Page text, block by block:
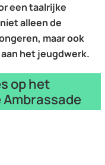
een taalrijke
alleen de
maar ook
het jeugdwerk.
op het